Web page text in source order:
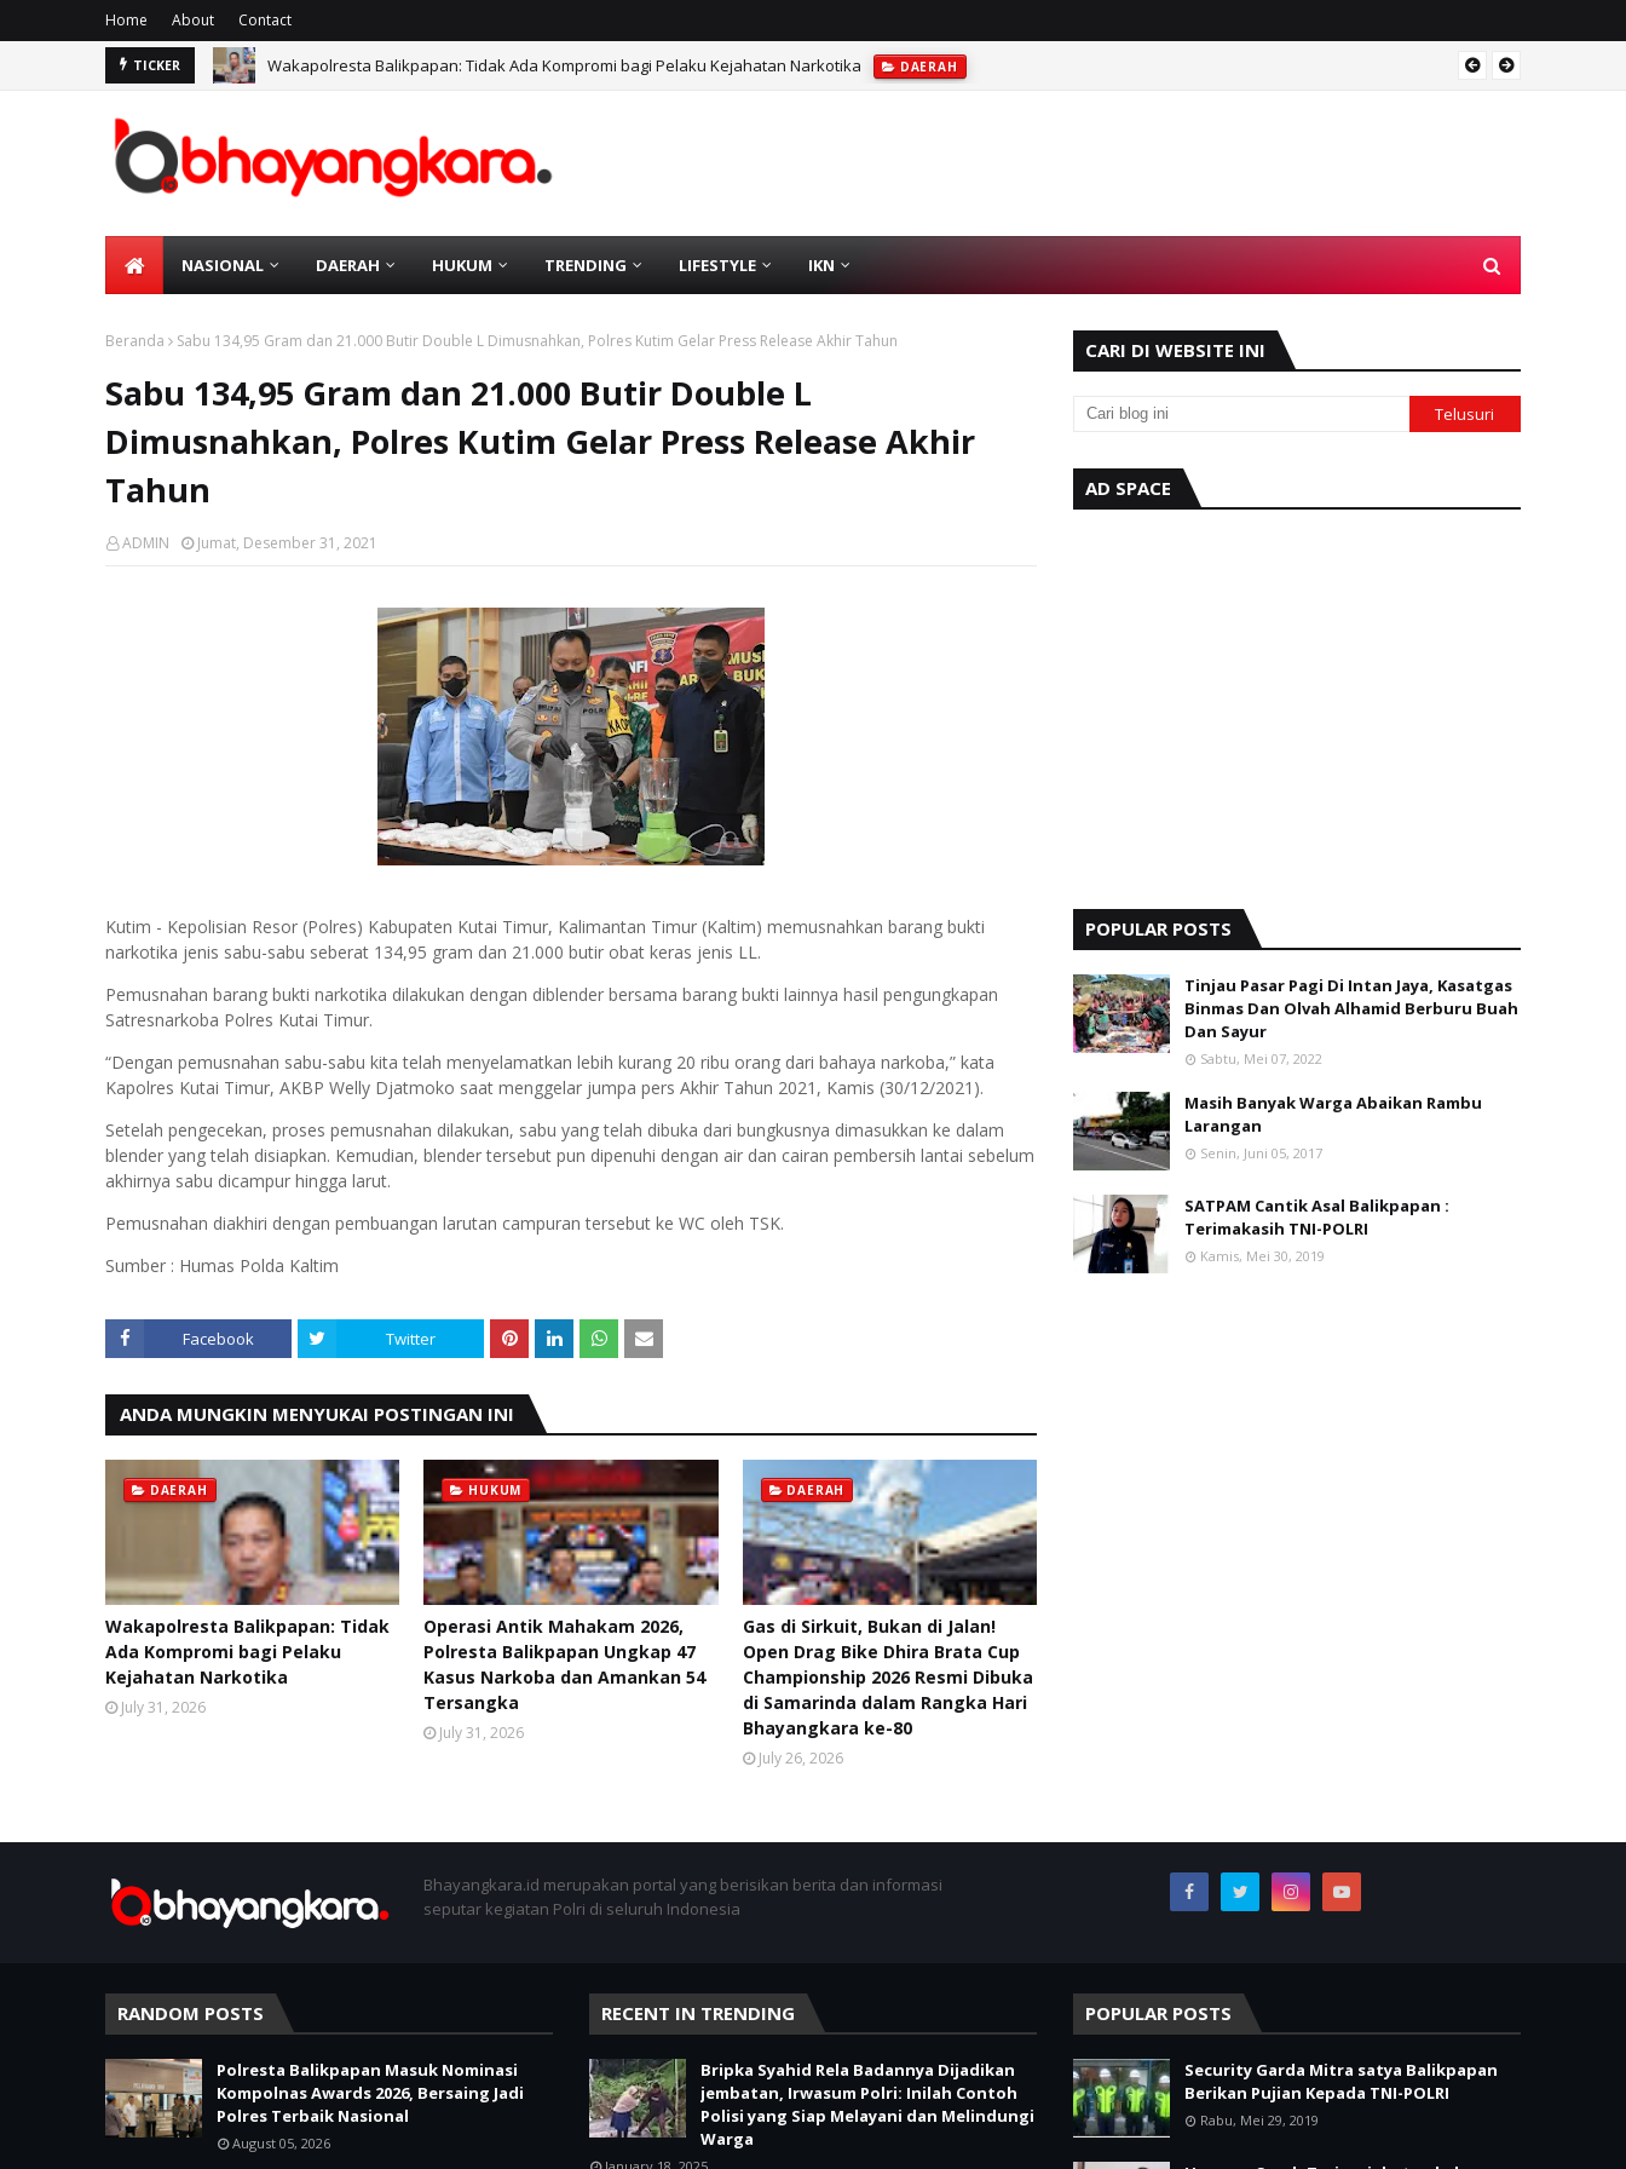
Home About Contact
TICKER Wakapolresta Balikpapan: Tidak Ada Kompromi bagi Pelaku Kejahatan Narkotika DAERAH
NASIONAL DAERAH HUKUM TRENDING LIFESTYLE IKN
Beranda Sabu 134,95 Gram dan 21.000 Butir Double L Dimusnahkan, Polres Kutim Gelar Press Release Akhir Tahun
Sabu 134,95 Gram dan 21.000 Butir Double L
Dimusnahkan, Polres Kutim Gelar Press Release Akhir
Tahun
ADMIN Jumat, Desember 31, 2021
Kutim - Kepolisian Resor (Polres) Kabupaten Kutai Timur, Kalimantan Timur (Kaltim) memusnahkan barang bukti
narkotika jenis sabu-sabu seberat 134,95 gram dan 21.000 butir obat keras jenis LL.
Pemusnahan barang bukti narkotika dilakukan dengan diblender bersama barang bukti lainnya hasil pengungkapan
Satresnarkoba Polres Kutai Timur.
“Dengan pemusnahan sabu-sabu kita telah menyelamatkan lebih kurang 20 ribu orang dari bahaya narkoba,” kata
Kapolres Kutai Timur, AKBP Welly Djatmoko saat menggelar jumpa pers Akhir Tahun 2021, Kamis (30/12/2021).
Setelah pengecekan, proses pemusnahan dilakukan, sabu yang telah dibuka dari bungkusnya dimasukkan ke dalam
blender yang telah disiapkan. Kemudian, blender tersebut pun dipenuhi dengan air dan cairan pembersih lantai sebelum
akhirnya sabu dicampur hingga larut.
Pemusnahan diakhiri dengan pembuangan larutan campuran tersebut ke WC oleh TSK.
Sumber : Humas Polda Kaltim
Facebook Twitter
ANDA MUNGKIN MENYUKAI POSTINGAN INI
DAERAH
Wakapolresta Balikpapan: Tidak
Ada Kompromi bagi Pelaku
Kejahatan Narkotika
July 31, 2026
HUKUM
Operasi Antik Mahakam 2026,
Polresta Balikpapan Ungkap 47
Kasus Narkoba dan Amankan 54
Tersangka
July 31, 2026
DAERAH
Gas di Sirkuit, Bukan di Jalan!
Open Drag Bike Dhira Brata Cup
Championship 2026 Resmi Dibuka
di Samarinda dalam Rangka Hari
Bhayangkara ke-80
July 26, 2026
CARI DI WEBSITE INI
AD SPACE
POPULAR POSTS
Tinjau Pasar Pagi Di Intan Jaya, Kasatgas
Binmas Dan Olvah Alhamid Berburu Buah
Dan Sayur
Sabtu, Mei 07, 2022
Masih Banyak Warga Abaikan Rambu
Larangan
Senin, Juni 05, 2017
SATPAM Cantik Asal Balikpapan :
Terimakasih TNI-POLRI
Kamis, Mei 30, 2019
Bhayangkara.id merupakan portal yang berisikan berita dan informasi
seputar kegiatan Polri di seluruh Indonesia
RANDOM POSTS
Polresta Balikpapan Masuk Nominasi
Kompolnas Awards 2026, Bersaing Jadi
Polres Terbaik Nasional
August 05, 2026
RECENT IN TRENDING
Bripka Syahid Rela Badannya Dijadikan
jembatan, Irwasum Polri: Inilah Contoh
Polisi yang Siap Melayani dan Melindungi
Warga
POPULAR POSTS
Security Garda Mitra satya Balikpapan
Berikan Pujian Kepada TNI-POLRI
Rabu, Mei 29, 2019